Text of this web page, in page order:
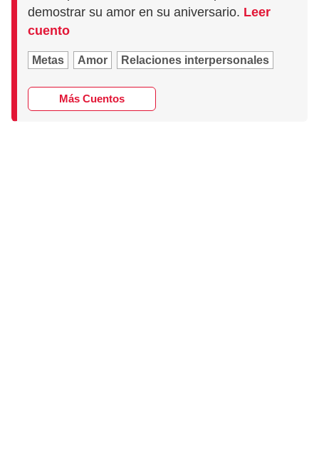
demostrar su amor en su aniversario. Leer
cuento
Metas Amor Relaciones interpersonales
Más Cuentos